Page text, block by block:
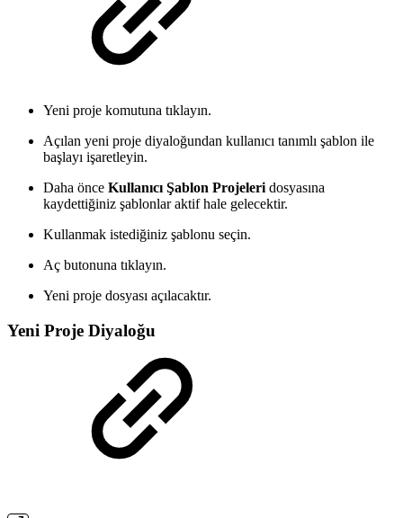
Yeni proje komutuna tıklayın.
Açılan yeni proje diyaloğundan kullanıcı tanımlı şablon ile
başlayı işaretleyin.
Daha önce Kullanıcı Şablon Projeleri dosyasına
kaydettiğiniz şablonlar aktif hale gelecektir.
Kullanmak istediğiniz şablonu seçin.
Aç butonuna tıklayın.
Yeni proje dosyası açılacaktır.
Yeni Proje Diyaloğu